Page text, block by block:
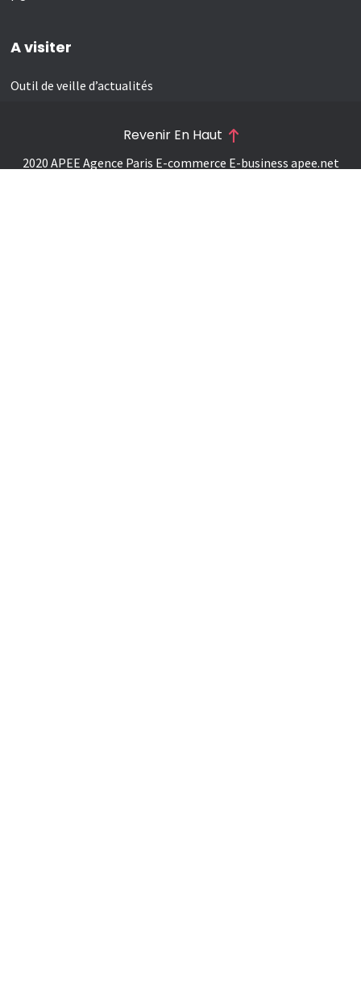
A visiter
Outil de veille d’actualités
2020 APEE Agence Paris E-commerce E-business apee.net
Revenir En Haut